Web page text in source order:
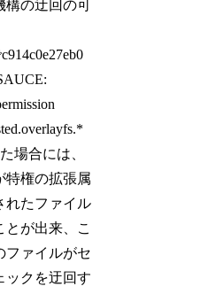
の迂回の可
場合には、
特権の拡張属
れたファイル
とが出来、こ
ファイルがセ
ックを迂回す